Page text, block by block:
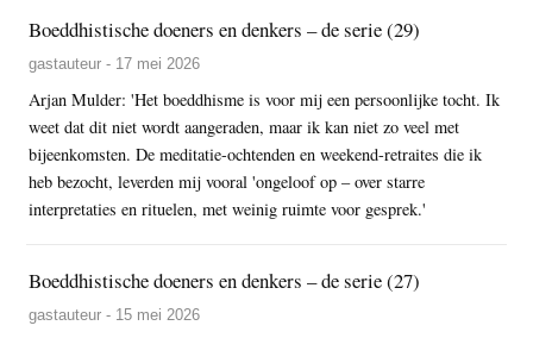
Boeddhistische doeners en denkers – de serie (29)
gastauteur - 17 mei 2026
Arjan Mulder: 'Het boeddhisme is voor mij een persoonlijke tocht. Ik
weet dat dit niet wordt aangeraden, maar ik kan niet zo veel met
bijeenkomsten. De meditatie-ochtenden en weekend-retraites die ik
heb bezocht, leverden mij vooral 'ongeloof op – over starre
interpretaties en rituelen, met weinig ruimte voor gesprek.'
Boeddhistische doeners en denkers – de serie (27)
gastauteur - 15 mei 2026